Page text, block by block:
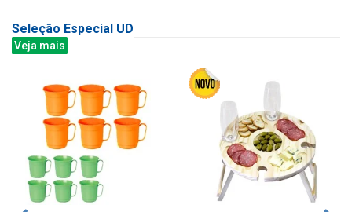
Seleção Especial UD
Veja mais